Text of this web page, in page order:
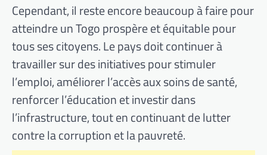
Cependant, il reste encore beaucoup à faire pour
atteindre un Togo prospère et équitable pour
tous ses citoyens.Le pays doit continuer à
travailler sur des initiatives pour stimuler
l’emploi, améliorer l’accès aux soins de santé,
renforcer l’éducation et investir dans
l’infrastructure, tout en continuant de lutter
contre la corruption et la pauvreté.